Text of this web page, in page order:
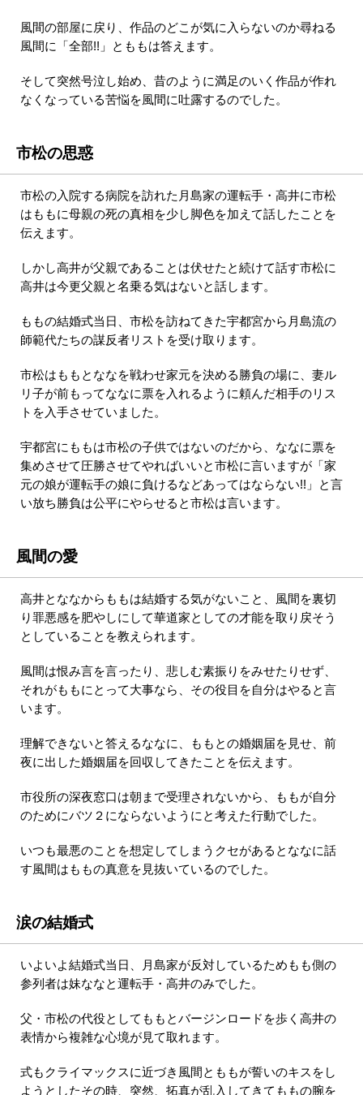
風間の部屋に戻り、作品のどこが気に入らないのか尋ねる
風間に「全部!!」とももは答えます。
そして突然号泣し始め、昔のように満足のいく作品が作れ
なくなっている苦悩を風間に吐露するのでした。
市松の思惑
市松の入院する病院を訪れた月島家の運転手・高井に市松
はももに母親の死の真相を少し脚色を加えて話したことを
伝えます。
しかし高井が父親であることは伏せたと続けて話す市松に
高井は今更父親と名乗る気はないと話します。
ももの結婚式当日、市松を訪ねてきた宇都宮から月島流の
師範代たちの謀反者リストを受け取ります。
市松はももとななを戦わせ家元を決める勝負の場に、妻ル
リ子が前もってななに票を入れるように頼んだ相手のリス
トを入手させていました。
宇都宮にももは市松の子供ではないのだから、ななに票を
集めさせて圧勝させてやればいいと市松に言いますが「家
元の娘が運転手の娘に負けるなどあってはならない!!」と言
い放ち勝負は公平にやらせると市松は言います。
風間の愛
高井とななからももは結婚する気がないこと、風間を裏切
り罪悪感を肥やしにして華道家としての才能を取り戻そう
としていることを教えられます。
風間は恨み言を言ったり、悲しむ素振りをみせたりせず、
それがももにとって大事なら、その役目を自分はやると言
います。
理解できないと答えるななに、ももとの婚姻届を見せ、前
夜に出した婚姻届を回収してきたことを伝えます。
市役所の深夜窓口は朝まで受理されないから、ももが自分
のためにバツ２にならないようにと考えた行動でした。
いつも最悪のことを想定してしまうクセがあるとななに話
す風間はももの真意を見抜いているのでした。
涙の結婚式
いよいよ結婚式当日、月島家が反対しているためもも側の
参列者は妹ななと運転手・高井のみでした。
父・市松の代役としてももとバージンロードを歩く高井の
表情から複雑な心境が見て取れます。
式もクライマックスに近づき風間とももが誓いのキスをし
ようとしたその時、突然、拓真が乱入してきてももの腕を